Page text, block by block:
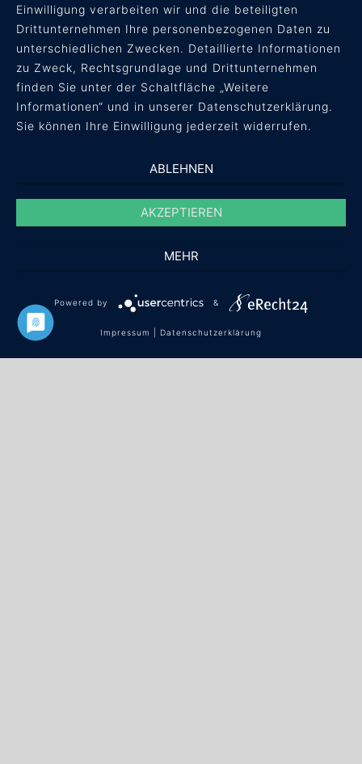
RECHTLICHES
AGB
Datenschutz
Impressum
info(at)conres.de·+49 561 / 40 08 59 60
Einwilligung verarbeiten wir und die beteiligten
Drittunternehmen Ihre personenbezogenen Daten zu
unterschiedlichen Zwecken. Detaillierte Informationen
zu Zweck, Rechtsgrundlage und Drittunternehmen
finden Sie unter der Schaltfläche „Weitere
Informationen“ und in unserer Datenschutzerklärung.
Sie können Ihre Einwilligung jederzeit widerrufen.
ABLEHNEN
AKZEPTIEREN
MEHR
Powered by &
Impressum Datenschutzerklärung